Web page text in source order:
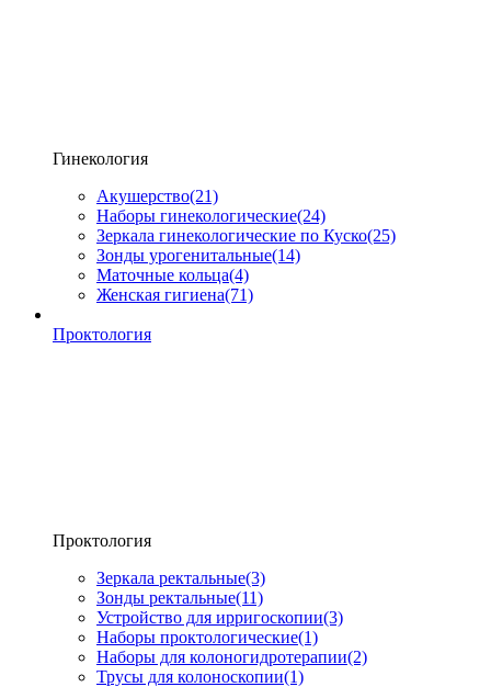
Гинекология
Акушерство(21)
Наборы гинекологические(24)
Зеркала гинекологические по Куско(25)
Зонды урогенитальные(14)
Маточные кольца(4)
Женская гигиена(71)
Проктология
Проктология
Зеркала ректальные(3)
Зонды ректальные(11)
Устройство для ирригоскопии(3)
Наборы проктологические(1)
Наборы для колоногидротерапии(2)
Трусы для колоноскопии(1)